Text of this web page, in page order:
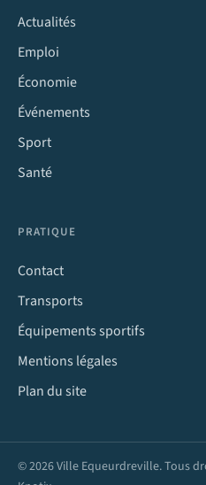
Actualités
Emploi
Économie
Événements
Sport
Santé
PRATIQUE
Contact
Transports
Équipements sportifs
Mentions légales
Plan du site
© 2026 Ville Equeurdreville. Tous